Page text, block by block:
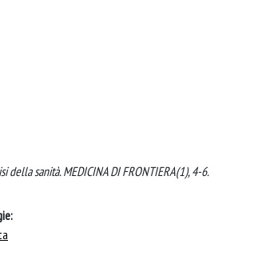
della sanità. MEDICINA DI FRONTIERA(1), 4-6.